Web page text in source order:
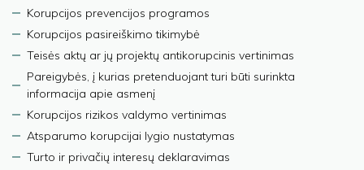
Korupcijos prevencijos programos
Korupcijos pasireiškimo tikimybė
Teisės aktų ar jų projektų antikorupcinis vertinimas
Pareigybės, į kurias pretenduojant turi būti surinkta
informacija apie asmenį
Korupcijos rizikos valdymo vertinimas
Atsparumo korupcijai lygio nustatymas
Turto ir privačių interesų deklaravimas